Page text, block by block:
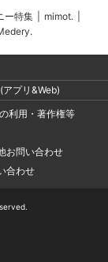
ー特集 mimot.
アプリ&Web)
利用・著作権等
お問い合わせ
合わせ